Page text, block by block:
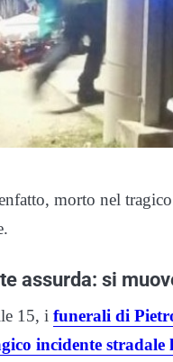
morto nel
assurda: si
15, i funerali di
incidente